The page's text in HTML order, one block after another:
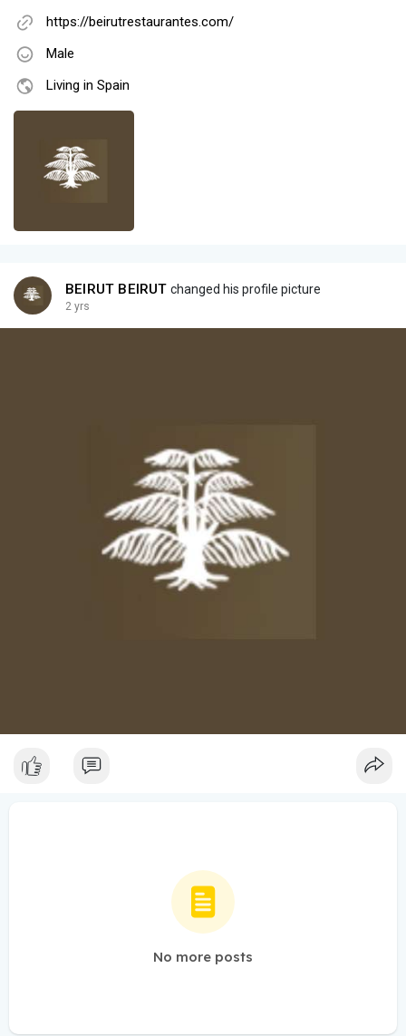
https://beirutrestaurantes.com/
Male
Living in Spain
BEIRUT BEIRUT changed his profile picture
2 yrs
No more posts